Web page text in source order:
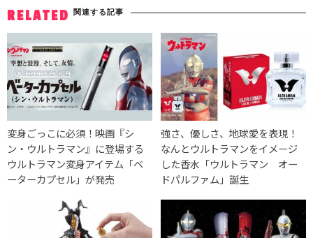
RELATED 関連する記事
変身ごっこに必須！映画『シ
ン・ウルトラマン』に登場する
ウルトラマン変身アイテム「ベ
ーターカプセル」が発売
強さ、優しさ、地球愛を表現！
なんとウルトラマンをイメージ
した香水「ウルトラマン オー
ドパルファム」誕生